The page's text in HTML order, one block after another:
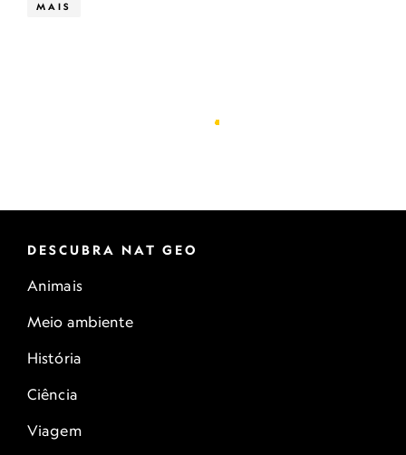
MAIS
DESCUBRA NAT GEO
Animais
Meio ambiente
História
Ciência
Viagem